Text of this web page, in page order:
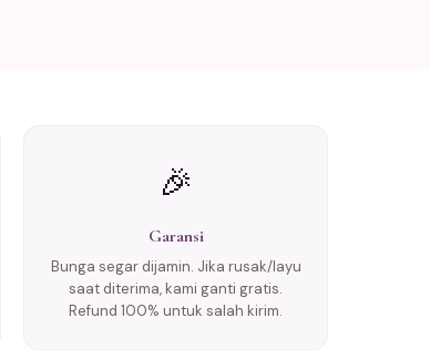
🎉
Garansi
Bunga segar dijamin. Jika rusak/layu
saat diterima, kami ganti gratis.
Refund 100% untuk salah kirim.